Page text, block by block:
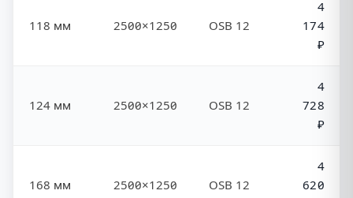
118 мм 2500×1250 OSB 12
4
174
₽
124 мм 2500×1250 OSB 12
4
728
₽
168 мм 2500×1250 OSB 12
4
620